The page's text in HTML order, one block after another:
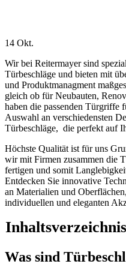
14 Okt.
Wir bei Reitermayer sind
Türbeschläge und bieten mit
und Produktmanagment
gleich ob für Neubauten,
haben die passenden Türgriffe
Auswahl an verschiedensten
Türbeschläge, die perfekt auf
Höchste Qualität ist für uns
wir mit Firmen zusammen die
fertigen und somit
Entdecken Sie innovative
an Materialien und
individuellen und eleganten
Inhaltsverzeichnis
Was sind